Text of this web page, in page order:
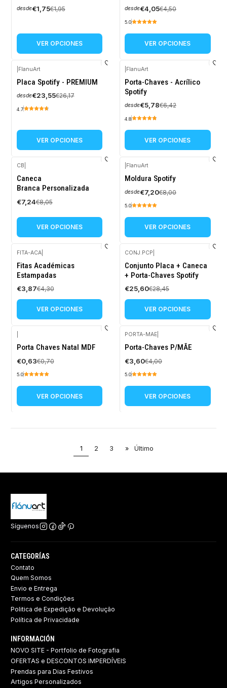
desde€1,75€1,95
VER OPCIONES
desde€4,05€4,50
5.0
VER OPCIONES
-10%
OFF
FlanuArt
Placa Spotify - PREMIUM
desde€23,55€26,17
4.7
VER OPCIONES
-10%
OFF
FlanuArt
Porta-Chaves - Acrílico
Spotify
desde€5,78€6,42
4.8
VER OPCIONES
-10%
OFF
CB
Caneca
Branca Personalizada
€7,24€8,05
VER OPCIONES
-10%
OFF
FlanuArt
Moldura Spotify
desde€7,20€8,00
5.0
VER OPCIONES
-10%
OFF
FITA-ACA|
Fitas Académicas
Estampadas
€3,87€4,30
VER OPCIONES
-10%
OFF
CONJ.PCP
Conjunto Placa + Caneca
+ Porta-Chaves Spotify
€25,60€28,45
VER OPCIONES
-10%
OFF
Porta Chaves Natal MDF
€0,63€0,70
5.0
VER OPCIONES
-10%
OFF
PORTA-MAE
Porta-Chaves P/MÃE
€3,60€4,00
5.0
VER OPCIONES
1 2 3 » Último
Síguenos
CATEGORÍAS
Contato
Quem Somos
Envio e Entrega
Termos e Condições
Politica de Expedição e Devolução ​
Política de Privacidade
INFORMACIÓN
NOVO SITE - Portfolio de Fotografia
OFERTAS e DESCONTOS IMPERDÍVEIS
Prendas para Dias Festivos
Artigos Personalizados